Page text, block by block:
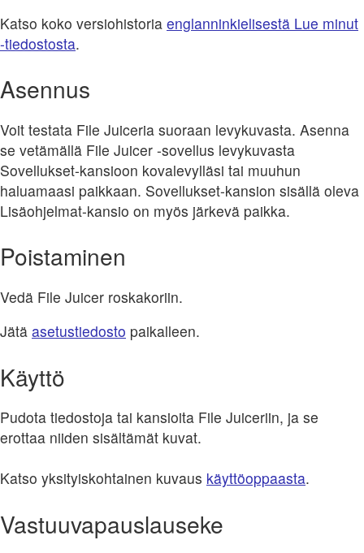
Katso koko versiohistoria englanninkielisestä Lue minut
-tiedostosta.
Asennus
Voit testata File Juiceria suoraan levykuvasta. Asenna
se vetämällä File Juicer -sovellus levykuvasta
Sovellukset-kansioon kovalevylläsi tai muuhun
haluamaasi paikkaan. Sovellukset-kansion sisällä oleva
Lisäohjelmat-kansio on myös järkevä paikka.
Poistaminen
Vedä File Juicer roskakoriin.
Jätä asetustiedosto paikalleen.
Käyttö
Pudota tiedostoja tai kansioita File Juiceriin, ja se
erottaa niiden sisältämät kuvat.
Katso yksityiskohtainen kuvaus käyttöoppaasta.
Vastuuvapauslauseke